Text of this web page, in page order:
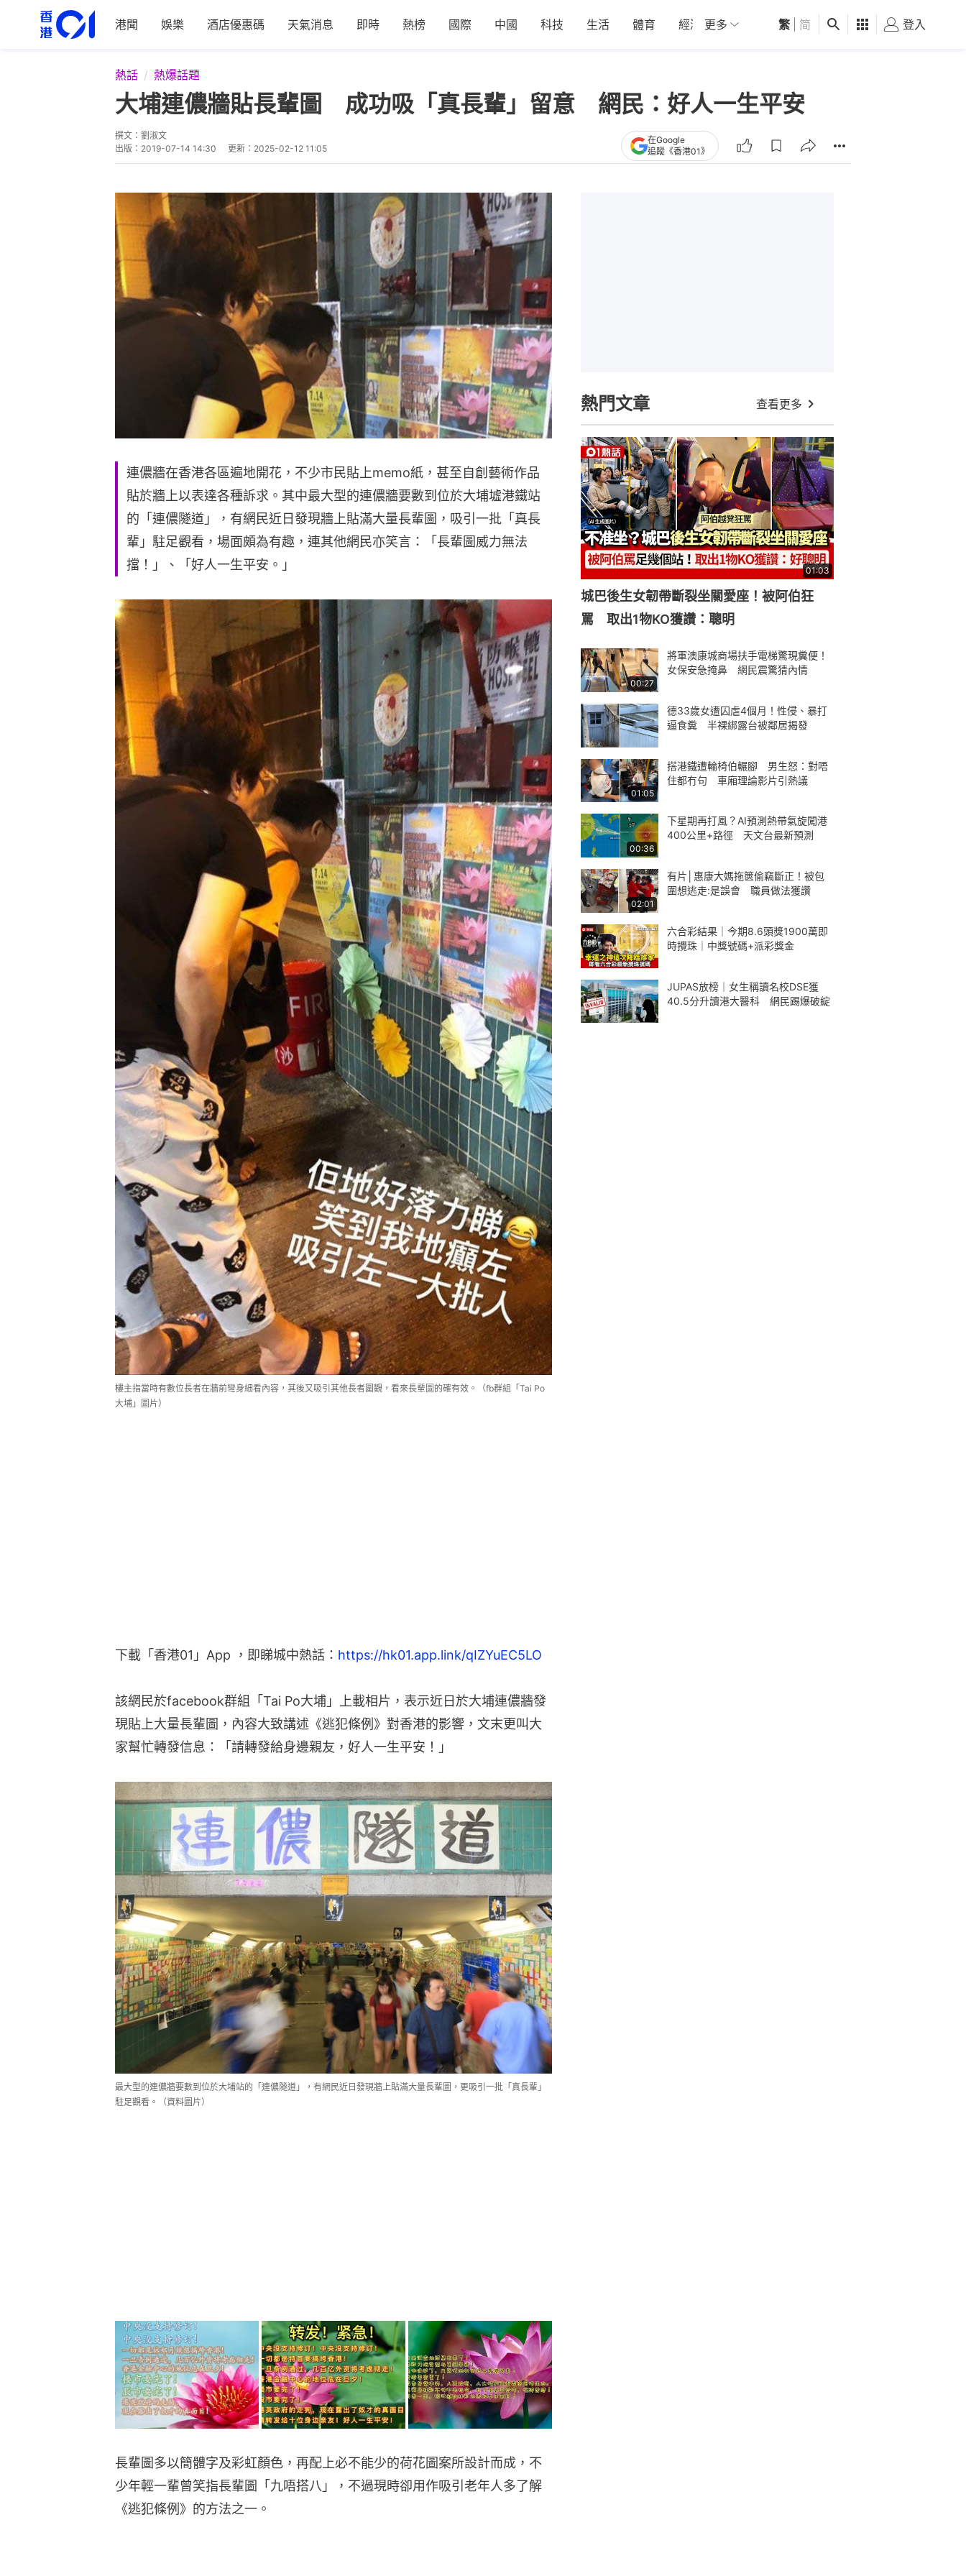
港聞 娛樂 酒店優惠碼 天氣消息 即時 熱榜 國際 中國 科技 生活 體育 經濟 01深圳 觀點 健康 好食玩飛
更多 繁 简 登入
熱話 熱爆話題
大埔連儂牆貼長輩圖 成功吸「真長輩」留意 網民：好人一生平安
撰文： 劉淑文
出版： 2019-07-14 14:30 更新： 2025-02-12 11:05
在Google
追蹤《香港01》
連儂牆在香港各區遍地開花，不少市民貼上memo紙，甚至自創藝術作品
貼於牆上以表達各種訴求。其中最大型的連儂牆要數到位於大埔墟港鐵站
的「連儂隧道」，有網民近日發現牆上貼滿大量長輩圖，吸引一批「真長
輩」駐足觀看，場面頗為有趣，連其他網民亦笑言：「長輩圖威力無法
擋！」、「好人一生平安。」
樓主指當時有數位長者在牆前彎身細看內容，其後又吸引其他長者圍觀，看來長輩圖的確有效。（fb群組「Tai Po
大埔」圖片）
下載「香港01」App ，即睇城中熱話： https://hk01.app.link/qIZYuEC5LO
該網民於facebook群組「Tai Po大埔」上載相片，表示近日於大埔連儂牆發
現貼上大量長輩圖，內容大致講述《逃犯條例》對香港的影響，文末更叫大
家幫忙轉發信息：「請轉發給身邊親友，好人一生平安！」
最大型的連儂牆要數到位於大埔站的「連儂隧道」，有網民近日發現牆上貼滿大量長輩圖，更吸引一批「真長輩」
駐足觀看。（資料圖片）
長輩圖多以簡體字及彩虹顏色，再配上必不能少的荷花圖案所設計而成，不
少年輕一輩曾笑指長輩圖「九唔搭八」，不過現時卻用作吸引老年人多了解
《逃犯條例》的方法之一。
熱門文章 查看更多
01:03
城巴後生女韌帶斷裂坐關愛座！被阿伯狂
罵 取出1物KO獲讚：聰明
00:27
將軍澳康城商場扶手電梯驚現糞便！
女保安急掩鼻 網民震驚猜內情
德33歲女遭囚虐4個月！性侵、暴打
逼食糞 半裸綁露台被鄰居揭發
01:05
搭港鐵遭輪椅伯輾腳 男生怒：對唔
住都冇句 車廂理論影片引熱議
00:36
下星期再打風？AI預測熱帶氣旋闖港
400公里+路徑 天文台最新預測
02:01
有片│惠康大媽拖篋偷竊斷正！被包
圍想逃走:是誤會 職員做法獲讚
六合彩結果｜今期8.6頭獎1900萬即
時攪珠｜中獎號碼+派彩獎金
JUPAS放榜｜女生稱讀名校DSE獲
40.5分升讀港大醫科 網民踢爆破綻